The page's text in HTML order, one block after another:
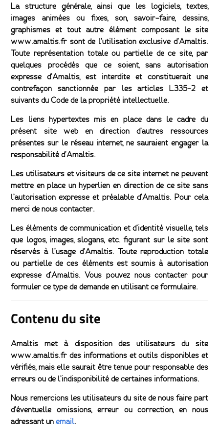
La structure générale, ainsi que les logiciels, textes,
images animées ou fixes, son, savoir-faire, dessins,
graphismes et tout autre élément composant le site
www.amaltis.fr sont de l’utilisation exclusive d’Amaltis.
Toute représentation totale ou partielle de ce site, par
quelques procédés que ce soient, sans autorisation
expresse d’Amaltis, est interdite et constituerait une
contrefaçon sanctionnée par les articles L335-2 et
suivants du Code de la propriété intellectuelle.
Les liens hypertextes mis en place dans le cadre du
présent site web en direction d’autres ressources
présentes sur le réseau internet, ne sauraient engager la
responsabilité d’Amaltis.
Les utilisateurs et visiteurs de ce site internet ne peuvent
mettre en place un hyperlien en direction de ce site sans
l’autorisation expresse et préalable d’Amaltis. Pour cela
merci de nous contacter.
Les éléments de communication et d’identité visuelle, tels
que logos, images, slogans, etc. figurant sur le site sont
réservés à l’usage d’Amaltis. Toute reproduction totale
ou partielle de ces éléments est soumis à autorisation
expresse d’Amaltis. Vous pouvez nous contacter pour
formuler ce type de demande en utilisant ce formulaire.
Contenu du site
Amaltis met à disposition des utilisateurs du site
www.amaltis.fr des informations et outils disponibles et
vérifiés, mais elle saurait être tenue pour responsable des
erreurs ou de l’indisponibilité de certaines informations.
Nous remercions les utilisateurs du site de nous faire part
d’éventuelle omissions, erreur ou correction, en nous
adressant unemail.